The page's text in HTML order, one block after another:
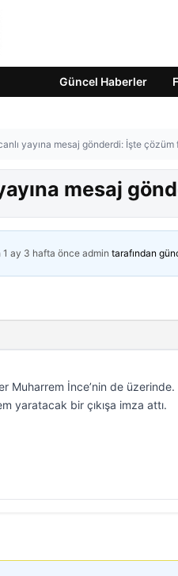
Güncel Haberler
yayına mesaj gönderdi: İşte çözüm
mesaj
1 ay 3 hafta önce admin tarafından
Muharrem İnce’nin de
yaratacak bir çıkışa imza attı.